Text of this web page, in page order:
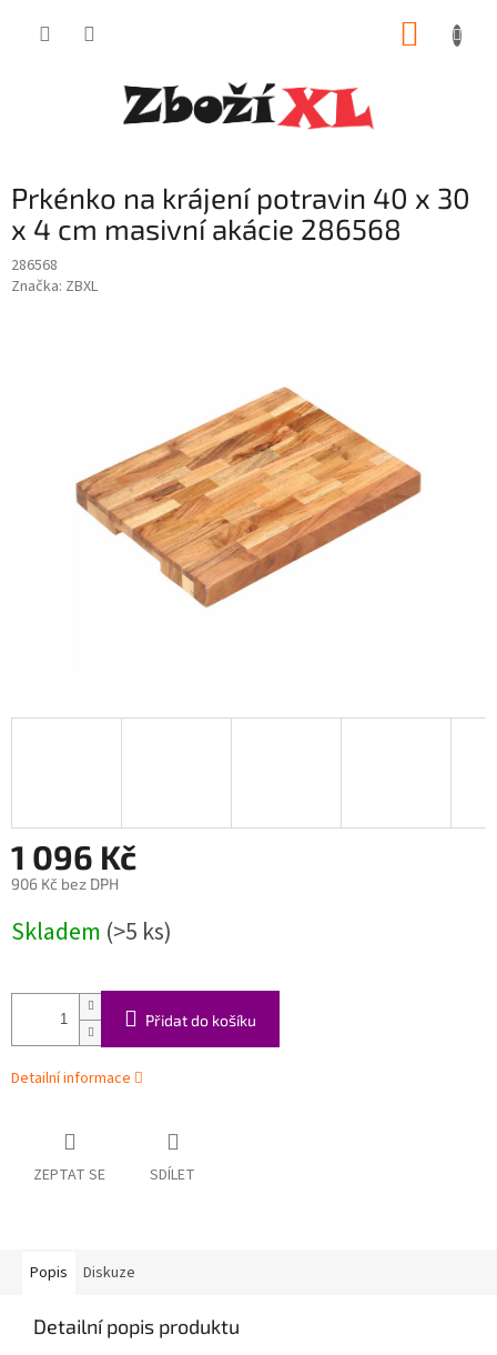
Prkénko na krájení potravin 40 x 30
x 4 cm masivní akácie 286568
286568
Značka: ZBXL
1 096 Kč
906 Kč bez DPH
cena:
Skladem (>5 ks)
Přidat do košíku
Detailní informace
ZEPTAT SE SDÍLET
Popis Diskuze
Detailní popis produktu